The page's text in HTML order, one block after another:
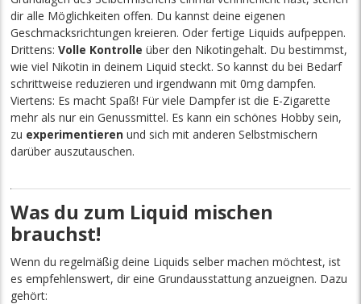
dir alle Möglichkeiten offen. Du kannst deine eigenen
Geschmacksrichtungen kreieren. Oder fertige Liquids aufpeppen.
Drittens:Volle Kontrolle über den Nikotingehalt. Du bestimmst,
wie viel Nikotin in deinem Liquid steckt. So kannst du bei Bedarf
schrittweise reduzieren und irgendwann mit 0mg dampfen.
Viertens: Es macht Spaß! Für viele Dampfer ist die E-Zigarette
mehr als nur ein Genussmittel. Es kann ein schönes Hobby sein,
zu experimentieren und sich mit anderen Selbstmischern
darüber auszutauschen.
Was du zum Liquid mischen
brauchst!
Wenn du regelmäßig deine Liquids selber machen möchtest, ist
es empfehlenswert, dir eine Grundausstattung anzueignen. Dazu
gehört: